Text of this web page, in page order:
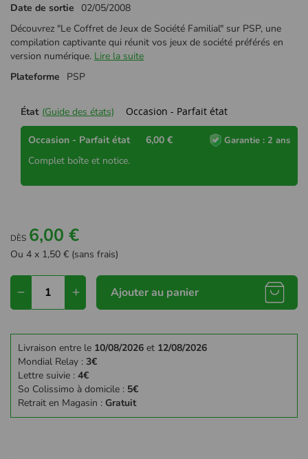
de
la
Galerie
d’images
Date de sortie 02/05/2008
Découvrez "Le Coffret de Jeux de Société Familial" sur PSP, une
compilation captivante qui réunit vos jeux de société préférés en
version numérique. Lire la suite
Plateforme
PSP
État (Guide des états) Occasion - Parfait état
Occasion - Parfait état 6,00 € Garantie : 2 ans
Complet boîte et notice.
DÈS 6,00 €
Ou 4 x 1,50 € (sans frais)
Ajouter au panier
Livraison entre le 10/08/2026 et 12/08/2026
Mondial Relay : 3€
Lettre suivie : 4€
So Colissimo à domicile : 5€
Retrait en Magasin : Gratuit